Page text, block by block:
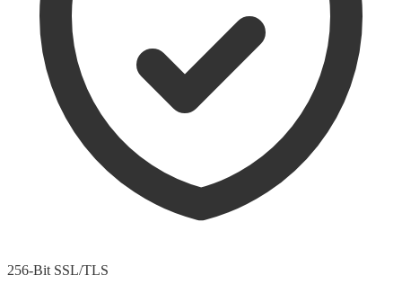
256-Bit SSL/TLS